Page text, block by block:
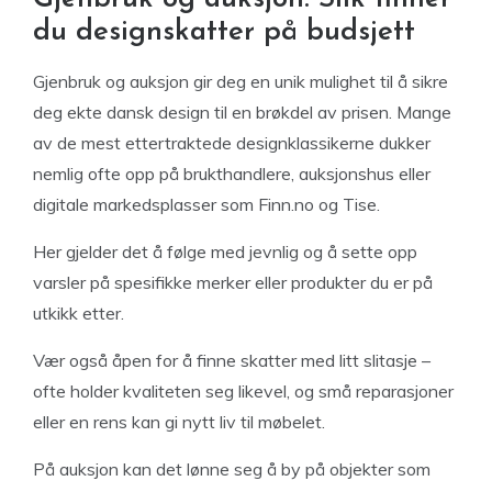
du designskatter på budsjett
Gjenbruk og auksjon gir deg en unik mulighet til å sikre
deg ekte dansk design til en brøkdel av prisen. Mange
av de mest ettertraktede designklassikerne dukker
nemlig ofte opp på brukthandlere, auksjonshus eller
digitale markedsplasser som Finn.no og Tise.
Her gjelder det å følge med jevnlig og å sette opp
varsler på spesifikke merker eller produkter du er på
utkikk etter.
Vær også åpen for å finne skatter med litt slitasje –
ofte holder kvaliteten seg likevel, og små reparasjoner
eller en rens kan gi nytt liv til møbelet.
På auksjon kan det lønne seg å by på objekter som